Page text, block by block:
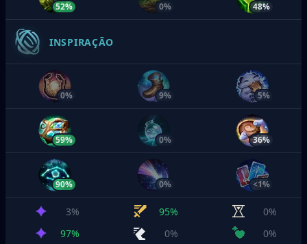
52% 0% 48%
INSPIRAÇÃO
0% 9% 5%
59% 0% 36%
90% 0% <1%
3% 95%
0%
97%
0%
0%